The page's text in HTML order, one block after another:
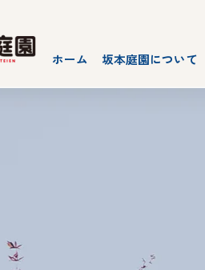
ホーム 坂本庭園について